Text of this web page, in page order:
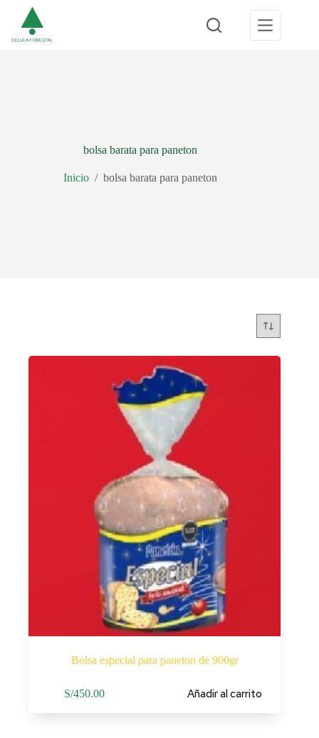
contenido
bolsa barata para paneton
Inicio / bolsa barata para paneton
Bolsa especial para paneton de 900gr
S/450.00 Añadir al carrito